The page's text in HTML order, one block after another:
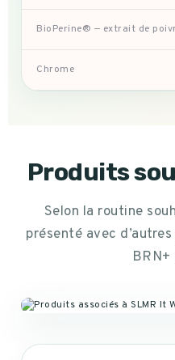
BioPerine® — extrait de
Chrome
Produits
Selon la routine
présenté avec
BRN+